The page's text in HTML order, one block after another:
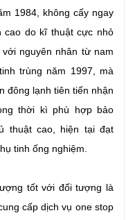
1984, không cấy ngay
cao do kĩ thuật cực nhỏ
nguyên nhân từ nam
trùng năm 1997, mà
đông lạnh tiên tiến nhận
thời kì phù hợp bảo
thuật cao, hiện tại đạt
tinh ống nghiệm.
tốt với đối tượng là
cấp dịch vụ one stop